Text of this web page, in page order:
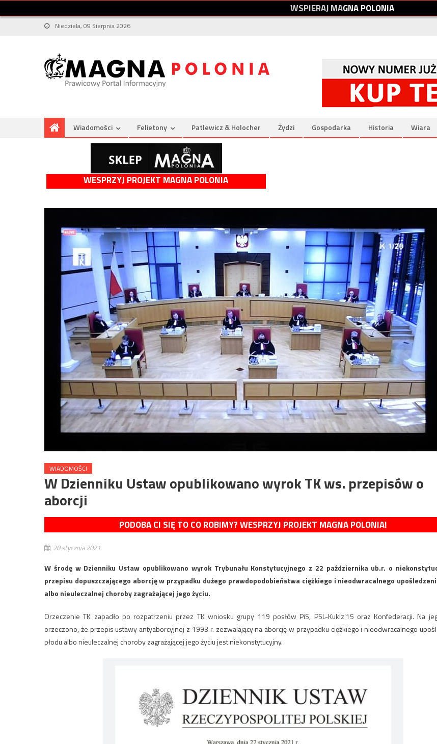
WSPIERAJMAGNAPOLONIA
Niedziela, 09 Sierpnia 2026
Wiadomości Felietony Patlewicz & Holocher Żydzi Gospodarka Historia Wiara
WESPRZYJ PROJEKT MAGNA POLONIA
WIADOMOŚCI
W Dzienniku Ustaw opublikowano wyrok TK ws. przepisów o
aborcji
PODOBA CI SIĘ TO CO ROBIMY? WESPRZYJ PROJEKT MAGNA POLONIA!
28 stycznia 2021
W środę w Dzienniku Ustaw opublikowano wyrok Trybunału Konstytucyjnego z 22 października ub.r. o
przepisu dopuszczającego aborcję w przypadku dużego prawdopodobieństwa ciężkiego i nieodwracalnego
albo nieuleczalnej choroby zagrażającej jego życiu.
Orzeczenie TK zapadło po rozpatrzeniu przez TK wniosku grupy 119 posłów PiS, PSL-Kukiz’15 oraz Konfederacji. Na
orzeczono, że przepis ustawy antyaborcyjnej z 1993 r. zezwalający na aborcję w przypadku ciężkiego i nieodwracalnego
płodu albo nieuleczalnej choroby zagrażającej jego życiu jest niekonstytucyjny.